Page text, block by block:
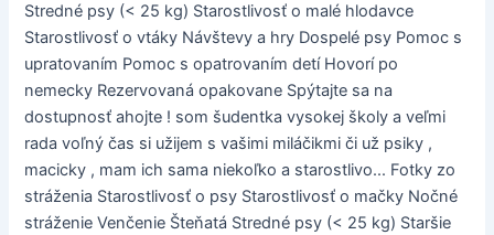
Stredné psy (< 25 kg) Starostlivosť o malé hlodavce
Starostlivosť o vtáky Návštevy a hry Dospelé psy Pomoc s
upratovaním Pomoc s opatrovaním detí Hovorí po
nemecky Rezervovaná opakovane Spýtajte sa na
dostupnosť ahojte ! som šudentka vysokej školy a veľmi
rada voľný čas si užijem s vašimi miláčikmi či už psiky ,
macicky , mam ich sama niekoľko a starostlivo... Fotky zo
stráženia Starostlivosť o psy Starostlivosť o mačky Nočné
stráženie Venčenie Šteňatá Stredné psy (< 25 kg) Staršie